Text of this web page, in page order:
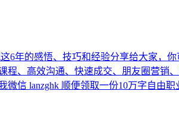
年的感悟、技巧和经验分享给大家，
、高效沟通、快速成交、朋友圈营销
信 lanzghk 顺便领取一份10万字自由职